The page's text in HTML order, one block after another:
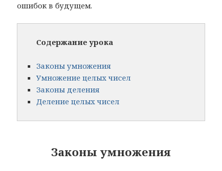
ошибок в будущем.
Содержание урока
Законы умножения
Умножение целых чисел
Законы деления
Деление целых чисел
Законы умножения